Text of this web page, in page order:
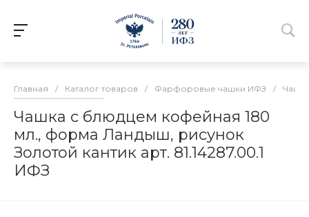
Главная / Каталог товаров / Фарфоровые чашки ИФЗ /
Чашка с блюдцем кофейная 180
мл., форма Ландыш, рисунок
Золотой кантик арт. 81.14287.00.1
ИФЗ